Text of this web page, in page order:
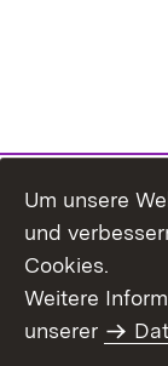
Um unsere
und
Cookies.
Weitere
unserer